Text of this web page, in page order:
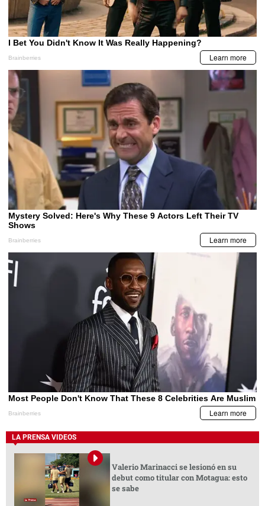
LA PRENSA VIDEOS
Valerio Marinacci se lesionó en su
debut como titular con Motagua: esto
se sabe